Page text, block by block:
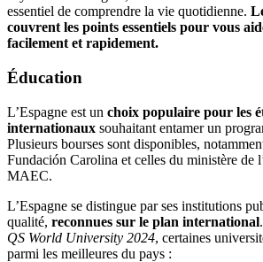
essentiel de comprendre la vie quotidienne.
couvrent les points essentiels pour vous
facilement et rapidement.
Éducation
L’Espagne est un choix populaire pour les
internationaux souhaitant entamer un
Plusieurs bourses sont disponibles,
Fundación Carolina et celles du ministère de
MAEC.
L’Espagne se distingue par ses institutions
qualité, reconnues sur le plan international
QS World University 2024, certaines
parmi les meilleures du pays :